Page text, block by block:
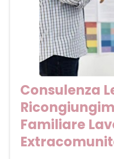
Consulenza
Familiare